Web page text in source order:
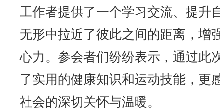
工作者提供了一个学习交流、提升
无形中拉近了彼此之间的距离，增
心力。参会者们纷纷表示，通过此
了实用的健康知识和运动技能，更
社会的深切关怀与温暖。